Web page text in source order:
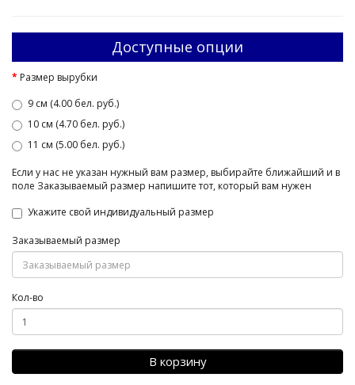
Доступные опции
Размер вырубки
9 см (4.00 бел. руб.)
10 см (4.70 бел. руб.)
11 см (5.00 бел. руб.)
Если у нас не указан нужный вам размер, выбирайте ближайший и в
поле Заказываемый размер напишите тот, который вам нужен
Укажите свой индивидуальный размер
Заказываемый размер
Кол-во
В корзину